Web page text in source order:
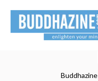
Buddhazine